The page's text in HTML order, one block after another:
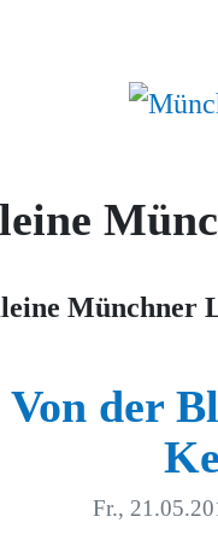
Münchner
Von der
Fr.,